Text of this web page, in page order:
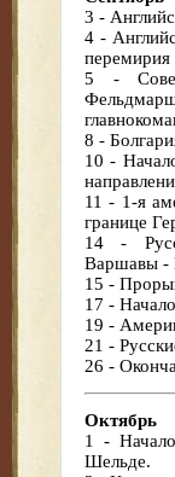
3 -
4 -
5 -
8 -
10 -
11 - 1-я
границе
14 -
Варшавы -
15 -
17 -
19 -
21 -
26 -
Октябрь
1 -
Шельде.